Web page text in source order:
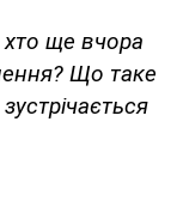
хто ще вчора
Що таке